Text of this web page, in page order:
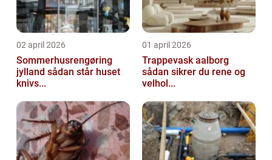
02 april 2026
Sommerhusrengøring
jylland sådan står huset
knivs...
01 april 2026
Trappevask aalborg
sådan sikrer du rene og
velhol...